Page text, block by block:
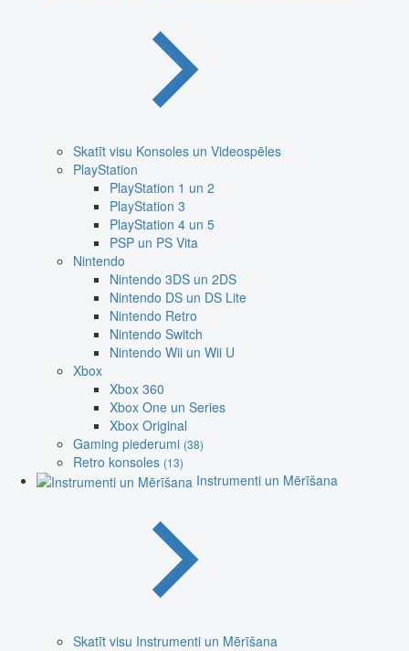
Skatīt visu Konsoles un Videospēles
PlayStation
PlayStation 1 un 2
PlayStation 3
PlayStation 4 un 5
PSP un PS Vita
Nintendo
Nintendo 3DS un 2DS
Nintendo DS un DS Lite
Nintendo Retro
Nintendo Switch
Nintendo Wii un Wii U
Xbox
Xbox 360
Xbox One un Series
Xbox Original
Gaming piederumi (38)
Retro konsoles (13)
Instrumenti un Mērīšana
Skatīt visu Instrumenti un Mērīšana